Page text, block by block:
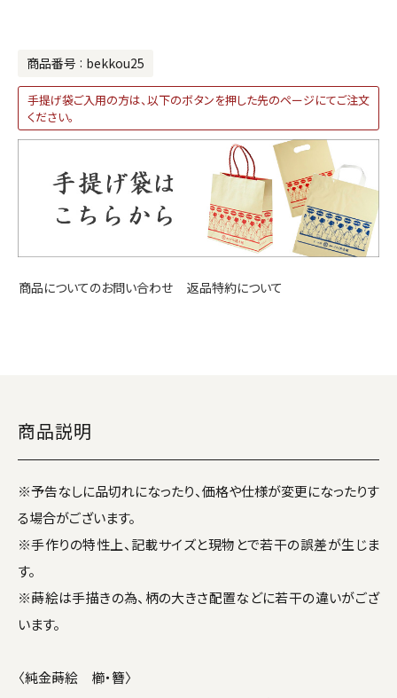
商品番号 bekkou25
手提げ袋ご入用の方は、以下のボタンを押した先のページにてご注文
ください。
商品についてのお問い合わせ 返品特約について
商品説明
※予告なしに品切れになったり、価格や仕様が変更になったりす
る場合がございます。
※手作りの特性上、記載サイズと現物とで若干の誤差が生じま
す。
※蒔絵は手描きの為、柄の大きさ配置などに若干の違いがござ
います。
〈純金蒔絵 櫛・簪〉